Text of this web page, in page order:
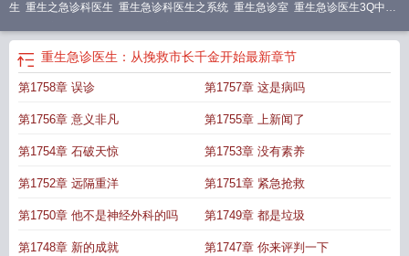
生 重生之急诊科医生 重生急诊科医生之系统 重生急诊室 重生急诊医生3Q中文
重生之急诊科医生txt 重生急诊医生女主名字叫啥 重生急珍科医生
救科医生
版重生急诊科之我是海洋 重生急诊医生从救市千金开始全文免费阅读
生急诊医生
重生到急诊科医生的 重生之超级急诊医生重生急诊医生全文免费阅
读重生从急诊科医生开始 重生急诊医生从救市千金开始笔趣阁全文
生章节重生之急诊室 重生急诊科医生之何建一重生急诊医生从救市千金开始诚
信莱谱重生急症医生从挽救穿越重生急诊科医生 重生急诊医生米子轩
夫重生之急诊医生 txt
重生急诊医生：从挽救市长千金开始最新章节
第1758章 误诊 第1757章 这是病吗
第1756章 意义非凡 第1755章 上新闻了
第1754章 石破天惊 第1753章 没有素养
第1752章 远隔重洋 第1751章 紧急抢救
第1750章 他不是神经外科的吗 第1749章 都是垃圾
第1748章 新的成就 第1747章 你来评判一下